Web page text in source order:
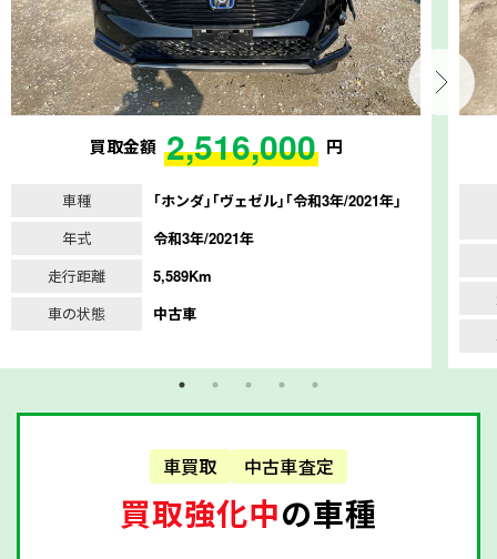
買取金額 2,516,000 円
車種
｢ホンダ｣｢ヴェゼル｣｢令和3年/2021年｣
年式
令和3年/2021年
走行距離
5,589Km
車の状態
中古車
車買取 中古車査定
買取強化中の車種